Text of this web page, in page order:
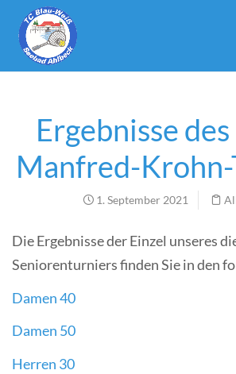
Ergebnisse
Manfred-
1. September 2021
Die Ergebnisse der Einzel unseres
Seniorenturniers finden Sie in den
Damen 40
Damen 50
Herren 30